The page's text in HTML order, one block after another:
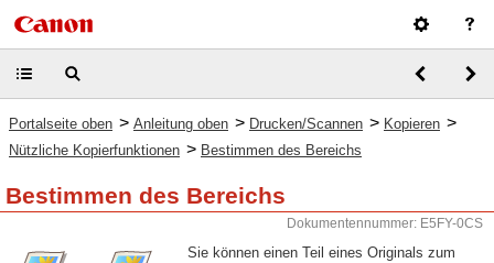
Portalseite oben > Anleitung oben > Drucken/Scannen > Kopieren >
Nützliche Kopierfunktionen > Bestimmen des Bereichs
Bestimmen des Bereichs
Dokumentennummer: E5FY-0CS
Sie können einen Teil eines Originals zum